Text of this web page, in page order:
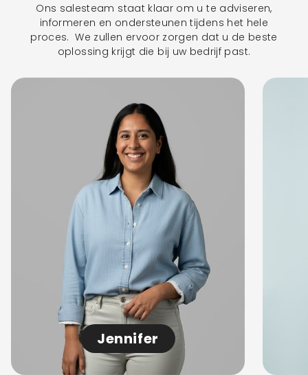
Ons salesteam staat klaar om u te adviseren,
informeren en ondersteunen tijdens het hele
proces. We zullen ervoor zorgen dat u de beste
oplossing krijgt die bij uw bedrijf past.
Jennifer